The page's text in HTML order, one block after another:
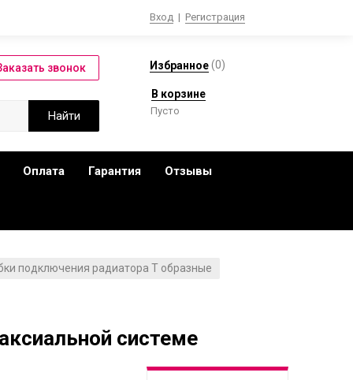
Вход | Регистрация
Избранное(0)
В корзине
Пусто
Оплата Гарантия Отзывы
подключения радиатора T образные
системе